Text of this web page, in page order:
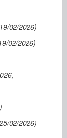
02/2026)
02/2026)
02/2026)